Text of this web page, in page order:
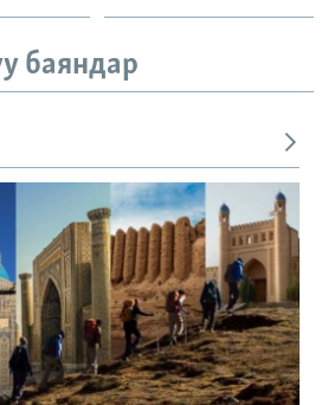
баяндар